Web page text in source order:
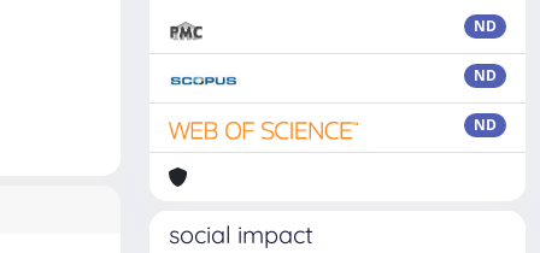
ND
ND
ND
social impact